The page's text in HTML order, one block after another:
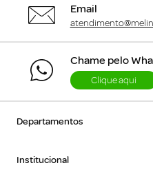
Email
Chame pelo
Clique aqui
Departamentos
Institucional